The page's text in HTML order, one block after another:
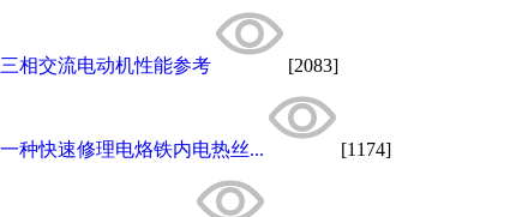
三相交流电动机性能参考 [2083]
一种快速修理电烙铁内电热丝... [1174]